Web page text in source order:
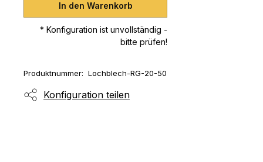
In den Warenkorb
* Konfiguration ist unvollständig -
bitte prüfen!
Produktnummer: Lochblech-RG-20-50
Konfiguration teilen